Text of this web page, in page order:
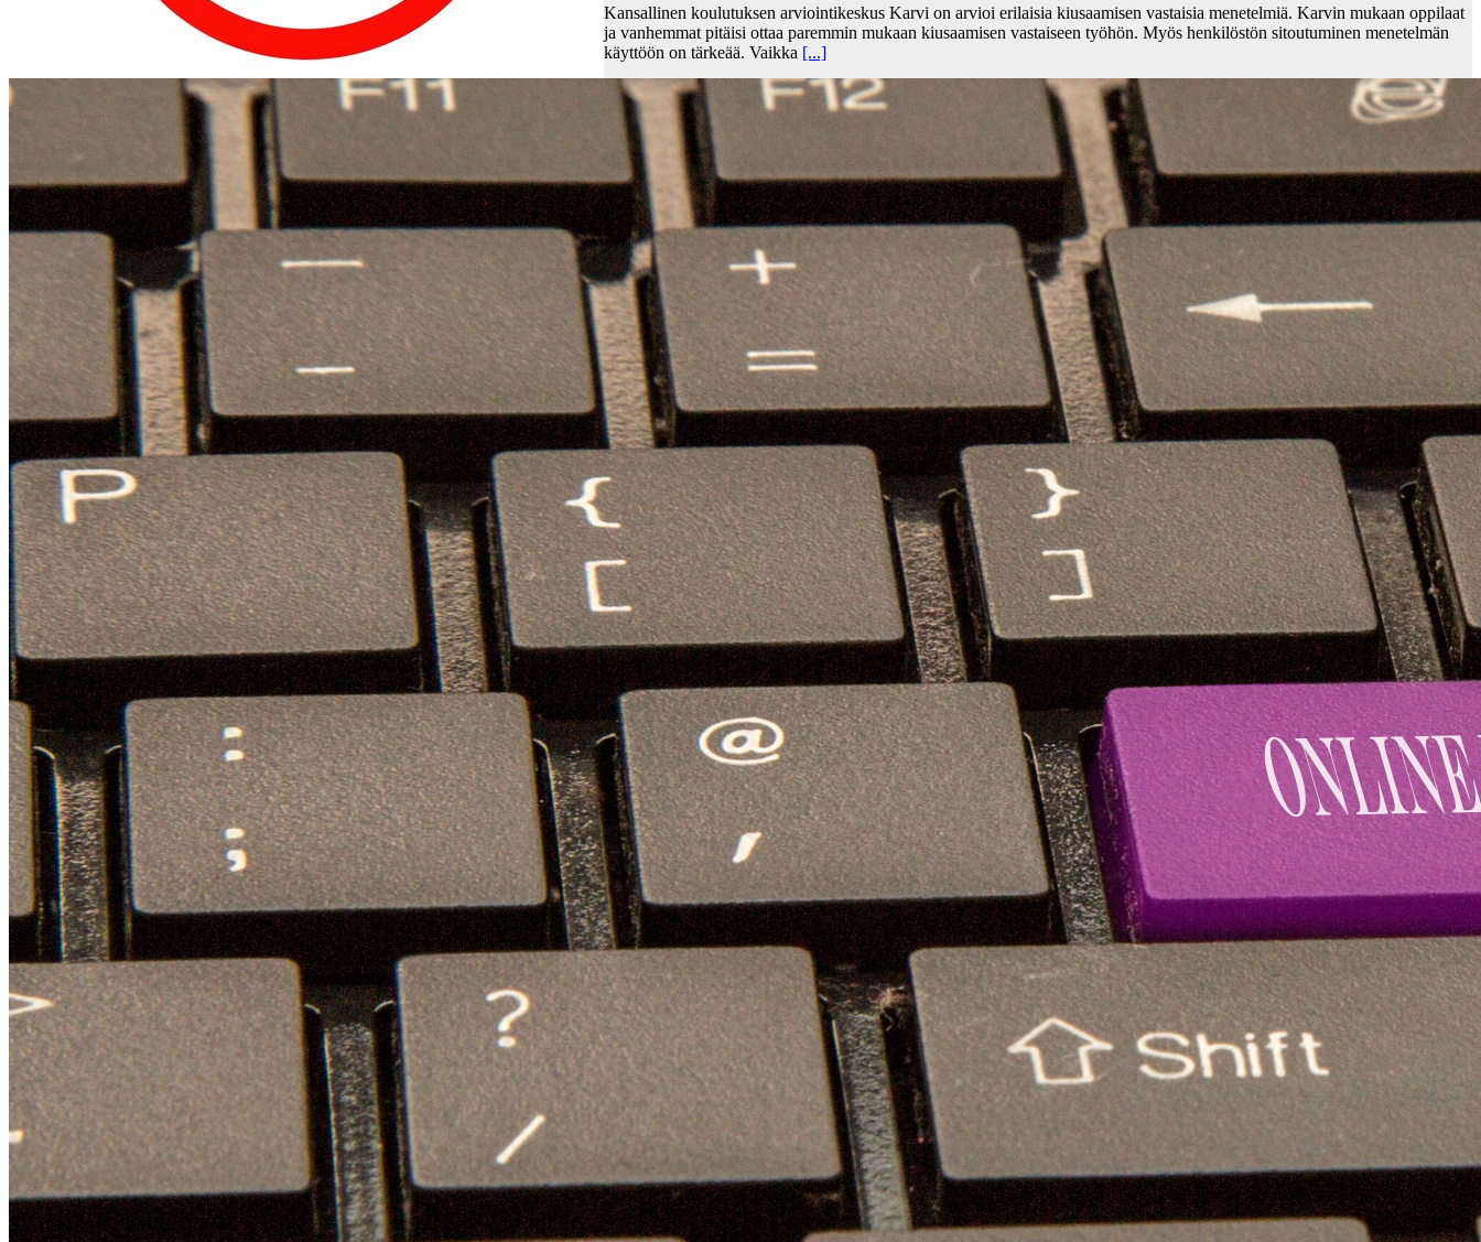
Kansallinen koulutuksen arviointikeskus Karvi on arvioi erilaisia kiusaamisen vastaisia menetelmiä. Karvin mukaan oppilaat
ja vanhemmat pitäisi ottaa paremmin mukaan kiusaamisen vastaiseen työhön. Myös henkilöstön sitoutuminen menetelmän
käyttöön on tärkeää. Vaikka [...]